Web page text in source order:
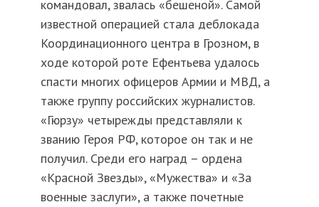
командовал, звалась «бешеной». Самой
известной операцией стала деблокада
Координационного центра в Грозном, в
ходе которой роте Ефентьева удалось
спасти многих офицеров Армии и МВД, а
также группу российских журналистов.
«Гюрзу» четырежды представляли к
званию Героя РФ, которое он так и не
получил. Среди его наград – ордена
«Красной Звезды», «Мужества» и «За
военные заслуги», а также почетные